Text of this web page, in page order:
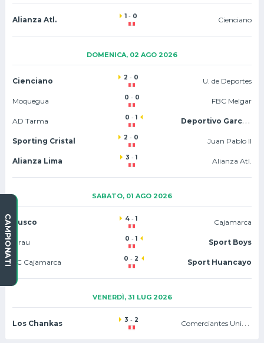
Alianza Atl. 1 - 0 Cienciano
DOMENICA, 02 AGO 2026
Cienciano 2 - 0 U. de Deportes
Moquegua 0 - 0 FBC Melgar
AD Tarma 0 -1 Deportivo Garcilaso
Sporting Cristal 2 - 0 Juan Pablo II
Alianza Lima 3 -1 Alianza Atl.
SABATO, 01 AGO 2026
Cusco 4 -1 Cajamarca
Grau 0 -1 Sport Boys
FC Cajamarca 0 - 2 Sport Huancayo
VENERDÌ, 31 LUG 2026
Los Chankas 3 - 2 Comerciantes Unidos
CAMPIONATI